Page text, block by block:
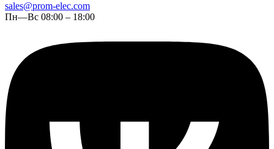
sales@prom-elec.com
Пн—Вс 08:00 – 18:00